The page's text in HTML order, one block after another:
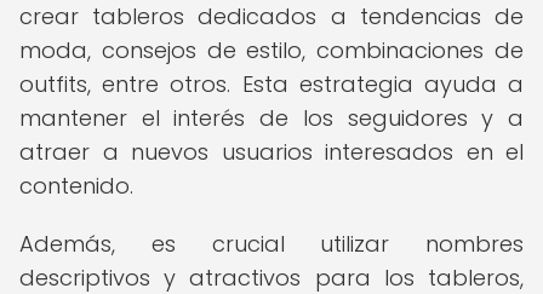
crear tableros dedicados a tendencias de
moda, consejos de estilo, combinaciones de
outfits, entre otros. Esta estrategia ayuda a
mantener el interés de los seguidores y a
atraer a nuevos usuarios interesados en el
contenido.
Además, es crucial utilizar nombres
descriptivos y atractivos para los tableros,